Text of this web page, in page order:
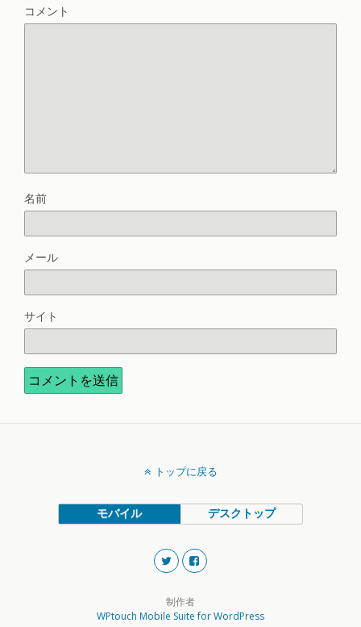
コメント
名前
メール
サイト
トップに戻る
モバイル デスクトップ
制作者
WPtouch Mobile Suite for WordPress